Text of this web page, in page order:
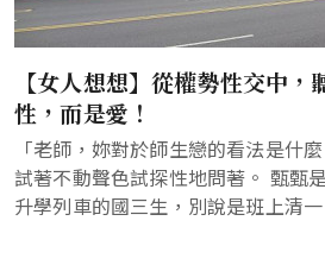
【女人想想】從權勢性交中
性，而是愛！
「老師，妳對於師生戀的看法是什
試著不動聲色試探性地問著。 甄甄
升學列車的國三生，別說是班上清